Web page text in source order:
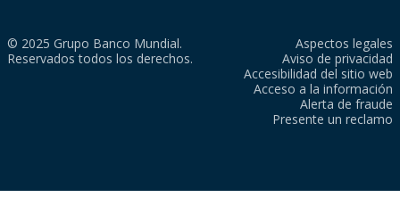
© 2025 Grupo Banco Mundial.
Reservados todos los derechos.
Aspectos legales
Aviso de privacidad
Accesibilidad del sitio web
Acceso a la información
Alerta de fraude
Presente un reclamo